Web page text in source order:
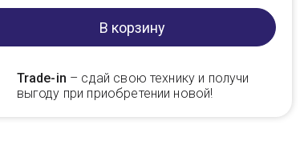
В корзину
Trade-in – сдай свою технику и получи
выгоду при приобретении новой!